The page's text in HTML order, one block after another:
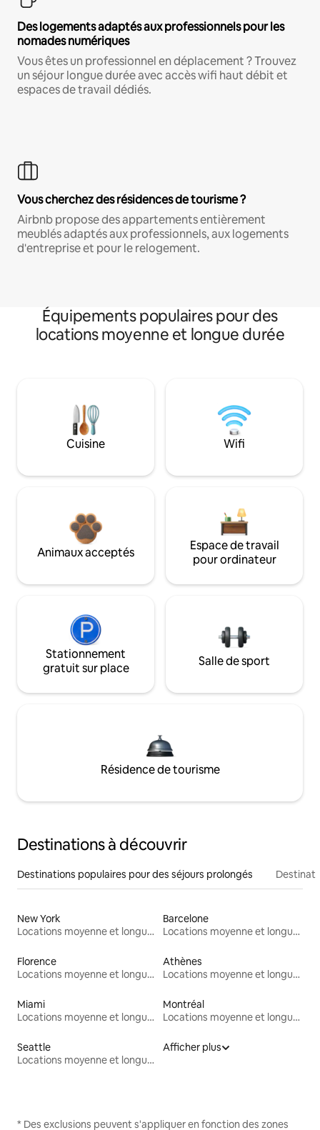
Des logements adaptés aux professionnels pour les
nomades numériques
Vous êtes un professionnel en déplacement ? Trouvez
un séjour longue durée avec accès wifi haut débit et
espaces de travail dédiés.
Vous cherchez des résidences de tourisme ?
Airbnb propose des appartements entièrement
meublés adaptés aux professionnels, aux logements
d'entreprise et pour le relogement.
Équipements populaires pour des
locations moyenne et longue durée
Cuisine Wifi
Animaux acceptés
Espace de travail
pour ordinateur
Stationnement
gratuit sur place
Salle de sport
Résidence de tourisme
Destinations à découvrir
Destinations populaires pour des séjours prolongés
New York
Locations moyenne et longue durée
Barcelone
Locations moyenne et longue durée
Florence
Locations moyenne et longue durée
Athènes
Locations moyenne et longue durée
Miami
Locations moyenne et longue durée
Montréal
Locations moyenne et longue durée
Seattle
Locations moyenne et longue durée
Afficher plus
* Des exclusions peuvent s'appliquer en fonction des zones